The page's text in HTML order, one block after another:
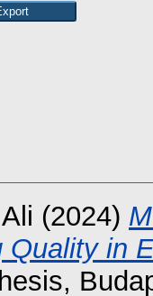
(2024)
Quality in